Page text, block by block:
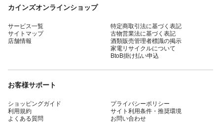
カインズオンラインショップ
サービス一覧
サイトマップ
店舗情報
特定商取引法に基づく表記
古物営業法に基づく表記
酒類販売管理者標識の掲示
家電リサイクルについて
BtoB掛け払い申込
お客様サポート
ショッピングガイド
利用規約
よくある質問
プライバシーポリシー
サイト利用条件・推奨環境
お問い合わせ